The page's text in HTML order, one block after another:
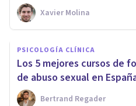
Xavier Molina
PSICOLOGÍA CLÍNICA
Los 5 mejores cursos de
de abuso sexual en
Bertrand Regader